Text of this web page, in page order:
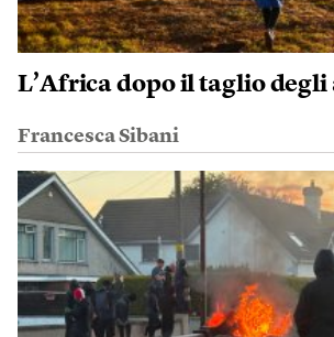
L’Africa dopo il taglio
Francesca Sibani